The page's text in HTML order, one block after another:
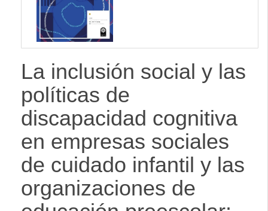
La inclusión social y las
políticas de
discapacidad cognitiva
en empresas sociales
de cuidado infantil y las
organizaciones de